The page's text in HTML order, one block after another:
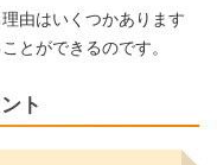
由はいくつかあります
とができるのです。
ト